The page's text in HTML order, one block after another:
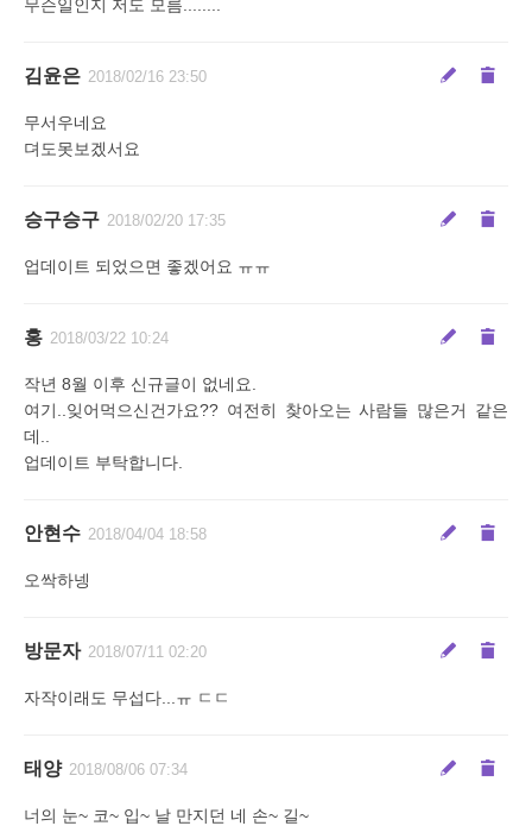
무슨일인지 저도 모름........
김윤은 2018/02/16 23:50
무서우네요
뎌도못보겠서요
승구승구 2018/02/20 17:35
업데이트 되었으면 좋겠어요 ㅠㅠ
홍 2018/03/22 10:24
작년 8월 이후 신규글이 없네요.
여기..잊어먹으신건가요?? 여전히 찾아오는 사람들 많은거 같은
데..
업데이트 부탁합니다.
안현수 2018/04/04 18:58
오싹하넹
방문자 2018/07/11 02:20
자작이래도 무섭다...ㅠ ㄷㄷ
태양 2018/08/06 07:34
너의 눈~ 코~ 입~ 날 만지던 네 손~ 길~